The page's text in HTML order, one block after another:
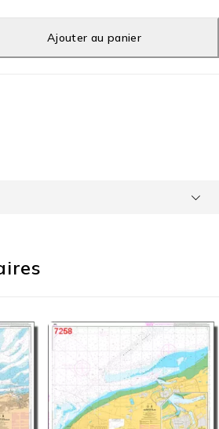
Ajouter au panier